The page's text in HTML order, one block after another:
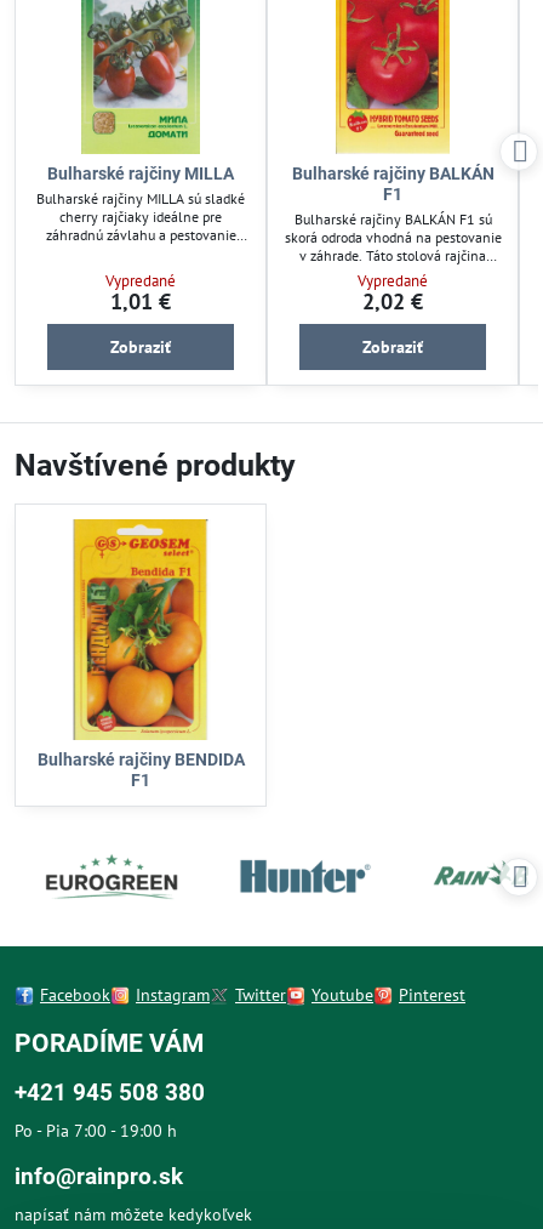
Bulharské rajčiny MILLA
Bulharské rajčiny MILLA sú sladké
cherry rajčiaky ideálne pre
záhradnú závlahu a pestovanie
zabezpečujú bohatú úrodu vhodnú
pre bio záhradu i skleníky. Vhodné
pre záhradkárov, ktorí hľadajú
jednoduchú starostlivosť a chutnú
úrodu.
Vypredané
1,01 €
Zobraziť
Bulharské rajčiny BALKÁN
F1
Bulharské rajčiny BALKÁN F1 sú
skorá odroda vhodná na pestovanie
v záhrade. Táto stolová rajčina
prináša chutné plody, ktoré sú
ideálne pre priame konzumovanie
aj varenie. Semená zabezpečujú
odolnosť rastlín voči bežným
chorobám, čo zjednodušuje
Vhodné pre hobby záhradkárov aj
Vypredané
2,02 €
Zobraziť
Navštívené produkty
Bulharské rajčiny BENDIDA
F1
Facebook Instagram Twitter Youtube Pinterest
PORADÍME VÁM
+421 945 508 380
Po - Pia 7:00 - 19:00 h
info@rainpro.sk
napísať nám môžete kedykoľvek